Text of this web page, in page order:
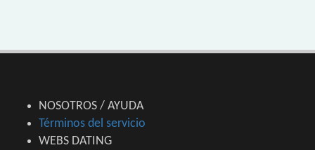
NOSOTROS / AYUDA
Términos del servicio
WEBS DATING